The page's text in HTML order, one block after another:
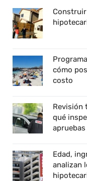
cómo
costo
Revisión
qué
apruebas
Edad,
analizan